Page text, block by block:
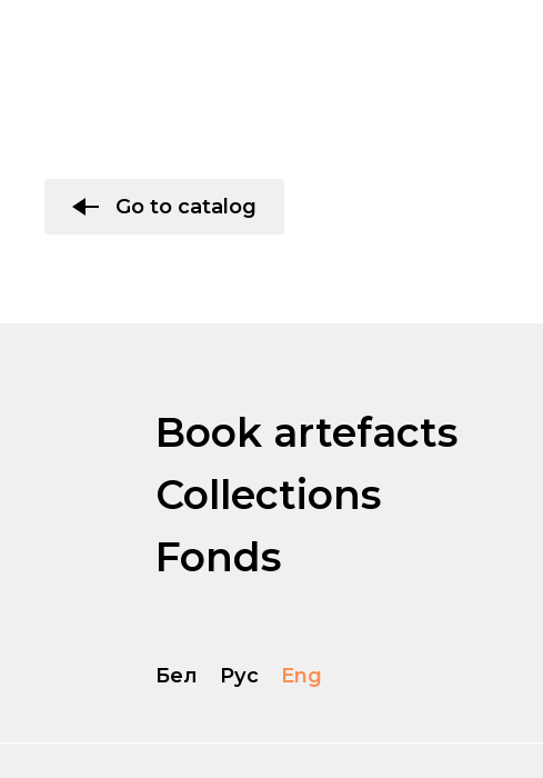
Go to catalog
Book artefacts
Collections
Fonds
Бел Рус Eng